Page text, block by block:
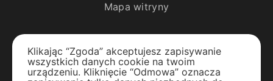
Mapa witryny
Katalog
Rośliny egzotyczne
Klikając “Zgoda” akceptujesz zapisywanie
wszystkich danych cookie na twoim
urządzeniu. Kliknięcie “Odmowa” oznacza